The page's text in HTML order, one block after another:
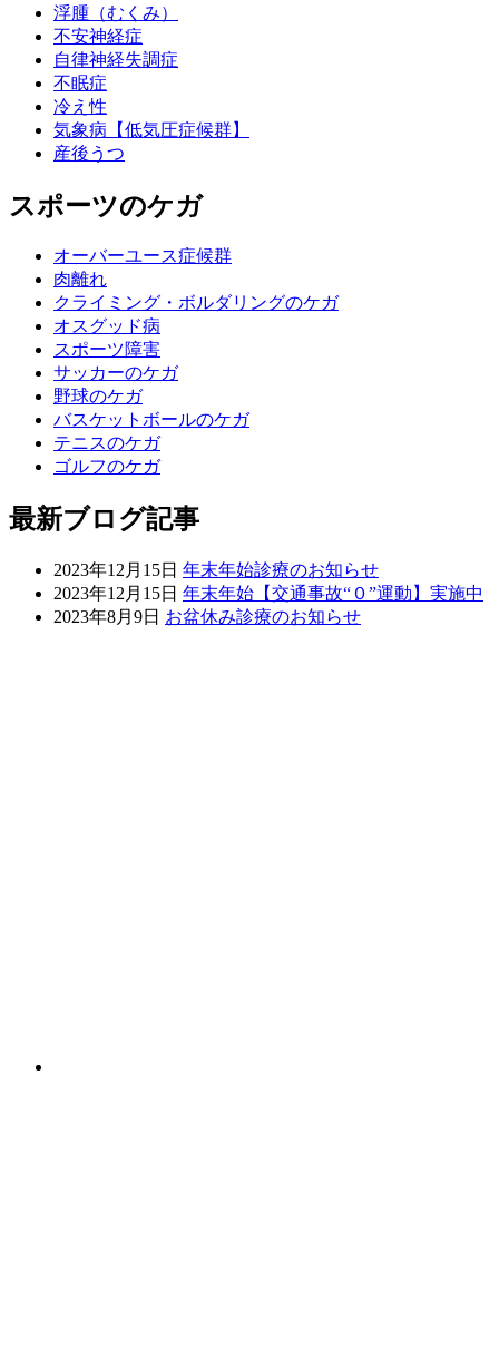
浮腫（むくみ）
不安神経症
自律神経失調症
不眠症
冷え性
気象病【低気圧症候群】
産後うつ
スポーツのケガ
オーバーユース症候群
肉離れ
クライミング・ボルダリングのケガ
オスグッド病
スポーツ障害
サッカーのケガ
野球のケガ
バスケットボールのケガ
テニスのケガ
ゴルフのケガ
最新ブログ記事
2023年12月15日 年末年始診療のお知らせ
2023年12月15日 年末年始【交通事故“０”運動】実施中
2023年8月9日 お盆休み診療のお知らせ